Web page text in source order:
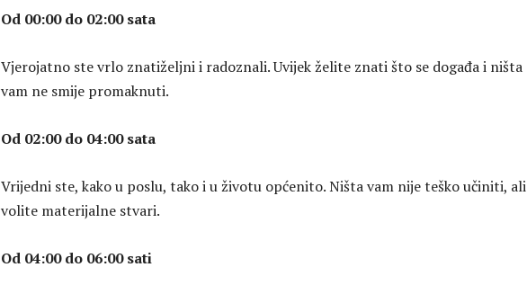
Od 00:00 do 02:00 sata
Vjerojatno ste vrlo znatiželjni i radoznali. Uvijek želite znati što se događa i ništa
vam ne smije promaknuti.
Od 02:00 do 04:00 sata
Vrijedni ste, kako u poslu, tako i u životu općenito. Ništa vam nije teško učiniti, ali
volite materijalne stvari.
Od 04:00 do 06:00 sati